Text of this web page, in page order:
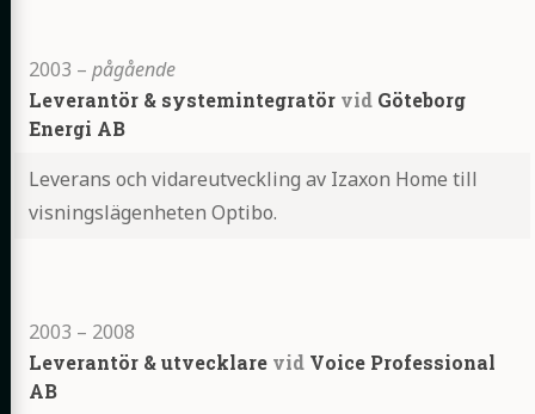
2003 – pågående
Leverantör & systemintegratör vid Göteborg
Energi AB
Leverans och vidareutveckling av Izaxon Home till
visningslägenheten Optibo.
2003 – 2008
Leverantör & utvecklare vid Voice Professional
AB